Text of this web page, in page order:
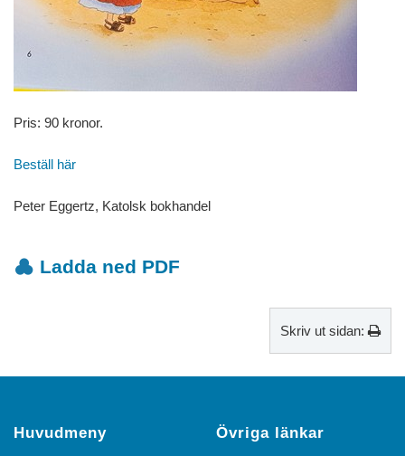
Pris: 90 kronor.
Beställ här
Peter Eggertz, Katolsk bokhandel
Ladda ned PDF
Skriv ut sidan:
Huvudmeny Övriga länkar